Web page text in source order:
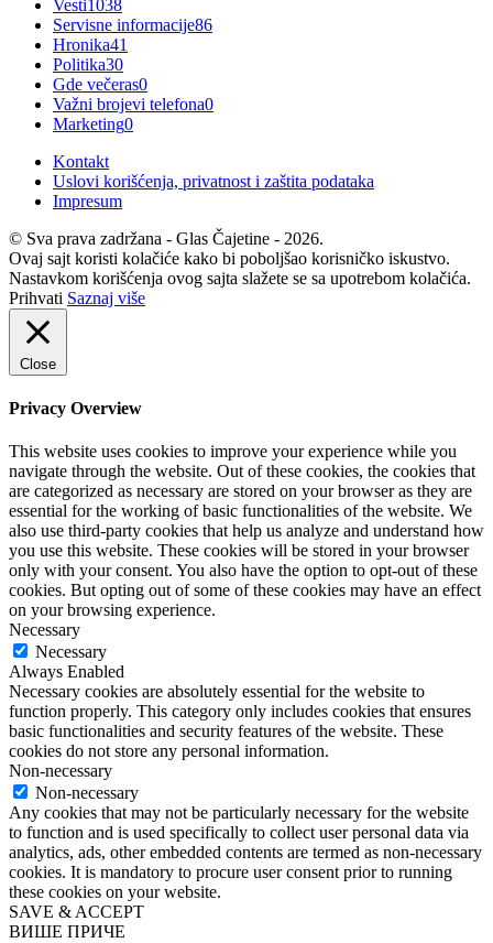
Vesti1038
Servisne informacije86
Hronika41
Politika30
Gde večeras0
Važni brojevi telefona0
Marketing0
Kontakt
Uslovi korišćenja, privatnost i zaštita podataka
Impresum
© Sva prava zadržana - Glas Čajetine - 2026.
Ovaj sajt koristi kolačiće kako bi poboljšao korisničko iskustvo.
Nastavkom korišćenja ovog sajta slažete se sa upotrebom kolačića.
Prihvati Saznaj više
Close
Privacy Overview
This website uses cookies to improve your experience while you
navigate through the website. Out of these cookies, the cookies that
are categorized as necessary are stored on your browser as they are
essential for the working of basic functionalities of the website. We
also use third-party cookies that help us analyze and understand how
you use this website. These cookies will be stored in your browser
only with your consent. You also have the option to opt-out of these
cookies. But opting out of some of these cookies may have an effect
on your browsing experience.
Necessary
Necessary
Always Enabled
Necessary cookies are absolutely essential for the website to
function properly. This category only includes cookies that ensures
basic functionalities and security features of the website. These
cookies do not store any personal information.
Non-necessary
Non-necessary
Any cookies that may not be particularly necessary for the website
to function and is used specifically to collect user personal data via
analytics, ads, other embedded contents are termed as non-necessary
cookies. It is mandatory to procure user consent prior to running
these cookies on your website.
SAVE & ACCEPT
ВИШЕ ПРИЧЕ